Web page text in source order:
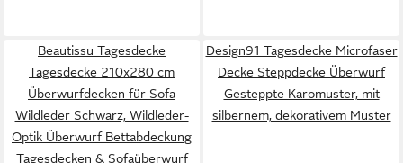
Beautissu Tagesdecke
Tagesdecke 210x280 cm
Überwurfdecken für Sofa
Wildleder Schwarz, Wildleder-
Optik Überwurf Bettabdeckung
Tagesdecken & Sofaüberwurf
Design91 Tagesdecke Microfaser
Decke Steppdecke Überwurf
Gesteppte Karomuster, mit
silbernem, dekorativem Muster